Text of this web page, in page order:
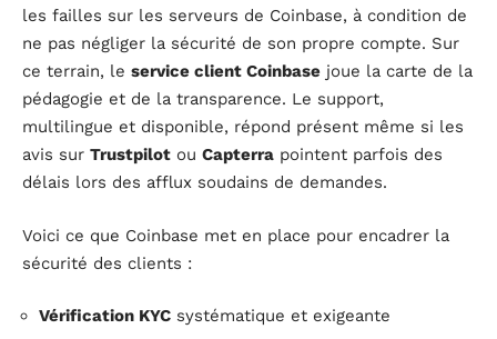
les failles sur les serveurs de Coinbase, à condition de
ne pas négliger la sécurité de son propre compte. Sur
ce terrain, le service client Coinbase joue la carte de la
pédagogie et de la transparence. Le support,
multilingue et disponible, répond présent même si les
avis sur Trustpilot ou Capterra pointent parfois des
délais lors des afflux soudains de demandes.
Voici ce que Coinbase met en place pour encadrer la
sécurité des clients :
Vérification KYC systématique et exigeante